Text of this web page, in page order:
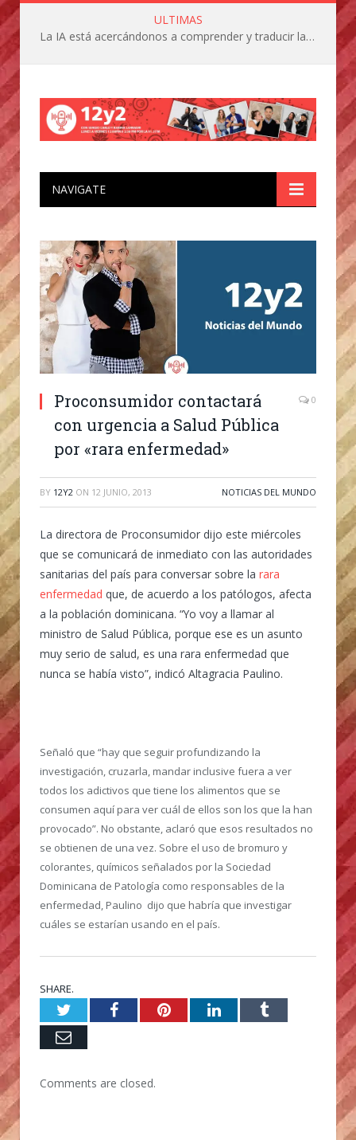
ULTIMAS
La IA está acercándonos a comprender y traducir las vocalizaciones y comportamientos de nuestras mascotas
NAVIGATE
Proconsumidor contactará
con urgencia a Salud Pública
por «rara enfermedad»
0
BY 12Y2 ON 12 JUNIO, 2013 NOTICIAS DEL MUNDO
La directora de Proconsumidor dijo este miércoles
que se comunicará de inmediato con las autoridades
sanitarias del país para conversar sobre la rara
enfermedad que, de acuerdo a los patólogos, afecta
a la población dominicana. “Yo voy a llamar al
ministro de Salud Pública, porque ese es un asunto
muy serio de salud, es una rara enfermedad que
nunca se había visto”, indicó Altagracia Paulino.
Señaló que “hay que seguir profundizando la
investigación, cruzarla, mandar inclusive fuera a ver
todos los adictivos que tiene los alimentos que se
consumen aquí para ver cuál de ellos son los que la han
provocado”. No obstante, aclaró que esos resultados no
se obtienen de una vez. Sobre el uso de bromuro y
colorantes, químicos señalados por la Sociedad
Dominicana de Patología como responsables de la
enfermedad, Paulino dijo que habría que investigar
cuáles se estarían usando en el país.
SHARE.
TwitterFacebookPinterestLinkedInTumblr
Email
Comments are closed.